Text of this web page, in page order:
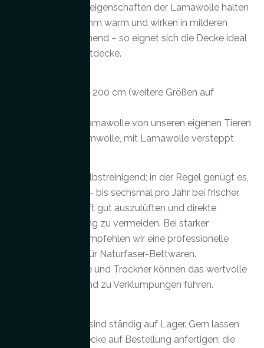
besonderen Fasereigenschaften der Lamawolle halten
im Winter angenehm warm und wirken in milderen
Nächten ausgleichend – so eignet sich die Decke ideal
als Ganzjahresbettdecke.
– Größe: z. B. 135 × 200 cm (weitere Größen auf
– Füllung: 100% Lamawolle von unseren eigenen Tieren
– Bezug: Bio-Baumwolle, mit Lamawolle versteppt
Die Fasern sind selbstreinigend; in der Regel genügt es,
die Bettdecke vier- bis sechsmal pro Jahr bei frischer,
leicht feuchter Luft gut auszulüften und direkte
Sonneneinstrahlung zu vermeiden. Bei starker
Verschmutzung empfehlen wir eine professionelle
Spezialreinigung für Naturfaser-Bettwaren.
Maschinenwäsche und Trockner können das wertvolle
Vlies schädigen und zu Verklumpungen führen.
Nicht alle Größen sind ständig auf Lager. Gern lassen
wir Ihre Wunschdecke auf Bestellung anfertigen; die